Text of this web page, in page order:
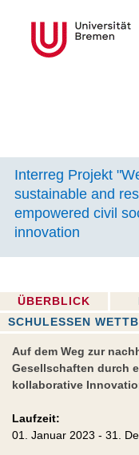
Interreg Projekt
sustainable and
empowered civil
innovation
ÜBERBLICK
SCHULESSEN
Auf dem Weg zur
Gesellschaften durch
kollaborative
Laufzeit:
01. Januar 2023 - 31.